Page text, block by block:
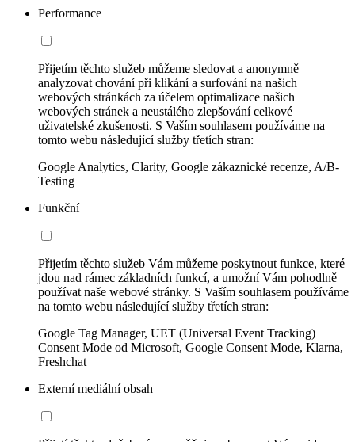
Performance
Přijetím těchto služeb můžeme sledovat a anonymně
analyzovat chování při klikání a surfování na našich
webových stránkách za účelem optimalizace našich
webových stránek a neustálého zlepšování celkové
uživatelské zkušenosti. S Vaším souhlasem používáme na
tomto webu následující služby třetích stran:
Google Analytics, Clarity, Google zákaznické recenze, A/B-
Testing
Funkční
Přijetím těchto služeb Vám můžeme poskytnout funkce, které
jdou nad rámec základních funkcí, a umožní Vám pohodlně
používat naše webové stránky. S Vaším souhlasem používáme
na tomto webu následující služby třetích stran:
Google Tag Manager, UET (Universal Event Tracking)
Consent Mode od Microsoft, Google Consent Mode, Klarna,
Freshchat
Externí mediální obsah